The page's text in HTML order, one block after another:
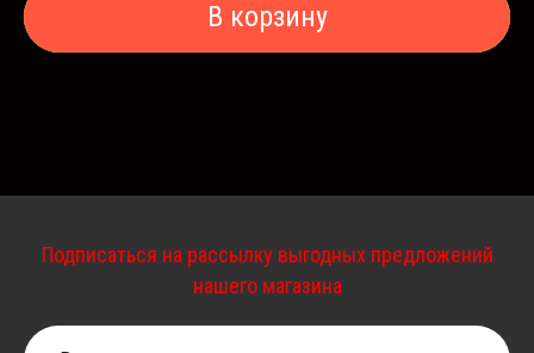
В корзину
Подписаться на рассылку выгодных предложений
нашего магазина